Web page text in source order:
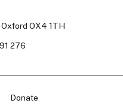
Oxford OX4 1TH
276
Donate